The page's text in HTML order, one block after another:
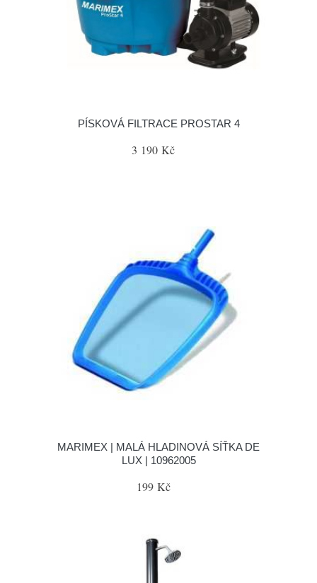
PÍSKOVÁ FILTRACE PROSTAR 4
3 190 Kč
MARIMEX | MALÁ HLADINOVÁ SÍŤKA DE
LUX | 10962005
199 Kč